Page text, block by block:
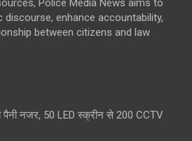
Police Media News aims to
enhance accountability,
between citizens and law
पैनी नजर, 50 LED स्क्रीन से 200 CCTV